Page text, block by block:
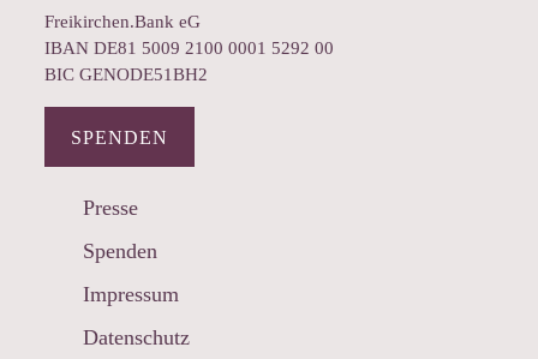
Freikirchen.Bank eG
IBAN DE81 5009 2100 0001 5292 00
BIC GENODE51BH2
SPENDEN
Presse
Spenden
Impressum
Datenschutz